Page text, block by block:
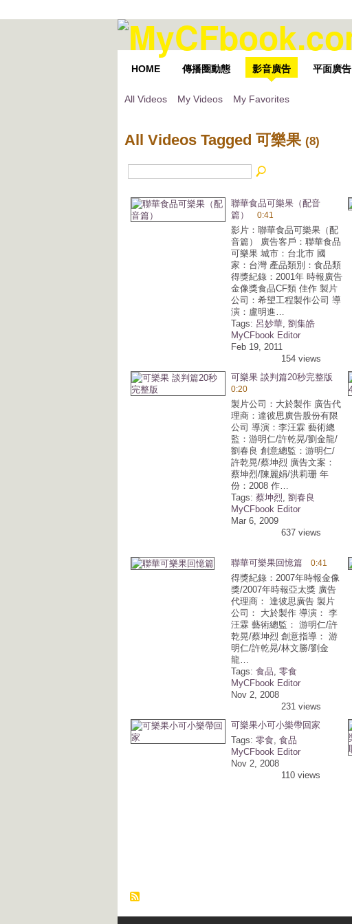
HOME 傳播圈動態 影音廣告 平面廣告
All Videos My Videos My Favorites
All Videos Tagged 可樂果 (8)
聯華食品可樂果（配音
篇）
0:41
影片：聯華食品可樂果（配
音篇） 廣告客戶：聯華食品
可樂果 城市：台北市 國
家：台灣 產品類別：食品類
得獎紀錄：2001年 時報廣告
金像獎食品CF類 佳作 製片
公司：希望工程製作公司 導
演：盧明進…
Tags: 呂妙華, 劉集皓
MyCFbook Editor
Feb 19, 2011
154 views
可樂果 談判篇20秒完整版
0:20
製片公司：大於製作 廣告代
理商：達彼思廣告股份有限
公司 導演：李汪霖 藝術總
監：游明仁/許乾晃/劉金龍/
劉春良 創意總監：游明仁/
許乾晃/蔡坤烈 廣告文案：
蔡坤烈/陳麗娟/洪莉珊 年
份：2008 作…
Tags: 蔡坤烈, 劉春良
MyCFbook Editor
Mar 6, 2009
637 views
聯華可樂果回憶篇
0:41
得獎紀錄：2007年時報金像
獎/2007年時報亞太獎 廣告
代理商： 達彼思廣告 製片
公司： 大於製作 導演： 李
汪霖 藝術總監： 游明仁/許
乾晃/蔡坤烈 創意指導： 游
明仁/許乾晃/林文勝/劉金
龍…
Tags: 食品, 零食
MyCFbook Editor
Nov 2, 2008
231 views
可樂果小可小樂帶回家
Tags: 零食, 食品
MyCFbook Editor
Nov 2, 2008
110 views